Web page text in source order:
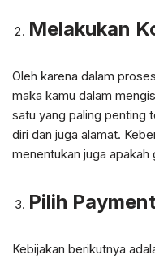
Melakukan
Oleh karena dalam
maka kamu dalam
satu yang paling penting
diri dan juga alamat.
menentukan juga apakah
Pilih
Kebijakan berikutnya